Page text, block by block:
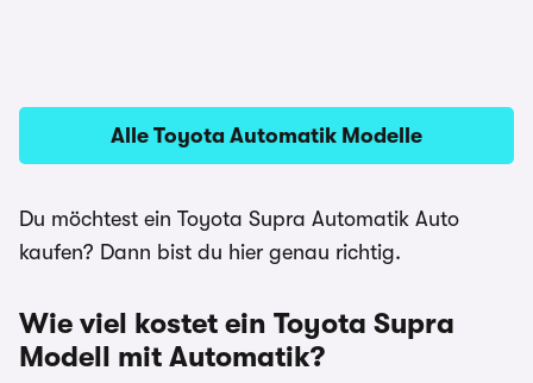
Alle Toyota Automatik Modelle
Du möchtest ein Toyota Supra Automatik Auto
kaufen? Dann bist du hier genau richtig.
Wie viel kostet ein Toyota Supra
Modell mit Automatik?